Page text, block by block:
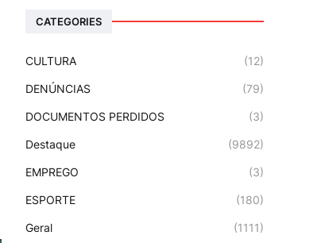
CATEGORIES
CULTURA (12)
DENÚNCIAS (79)
DOCUMENTOS PERDIDOS (3)
Destaque (9892)
EMPREGO (3)
ESPORTE (180)
Geral (1111)